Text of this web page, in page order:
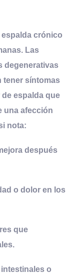
crónico
Las
degenerativas
tener síntomas
espalda que
una afección
nota:
después
o dolor en los
que
o